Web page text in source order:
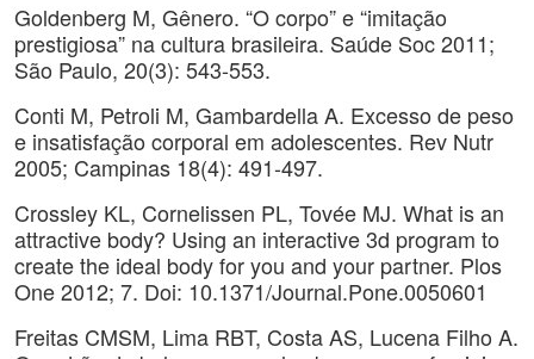
Goldenberg M, Gênero. “O corpo” e “imitação
prestigiosa” na cultura brasileira. Saúde Soc 2011;
São Paulo, 20(3): 543-553.
Conti M, Petroli M, Gambardella A. Excesso de peso
e insatisfação corporal em adolescentes. Rev Nutr
2005; Campinas 18(4): 491-497.
Crossley KL, Cornelissen PL, Tovée MJ. What is an
attractive body? Using an interactive 3d program to
create the ideal body for you and your partner. Plos
One 2012; 7. Doi: 10.1371/Journal.Pone.0050601
Freitas CMSM, Lima RBT, Costa AS, Lucena Filho A.